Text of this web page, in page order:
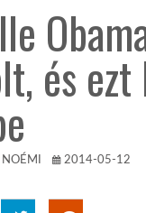
és
2014-05-12